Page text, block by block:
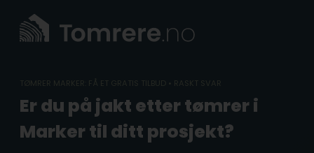
content
TØMRER MARKER: FÅ ET GRATIS TILBUD • RASKT SVAR
Er du på jakt etter tømrer i
Marker til ditt prosjekt?